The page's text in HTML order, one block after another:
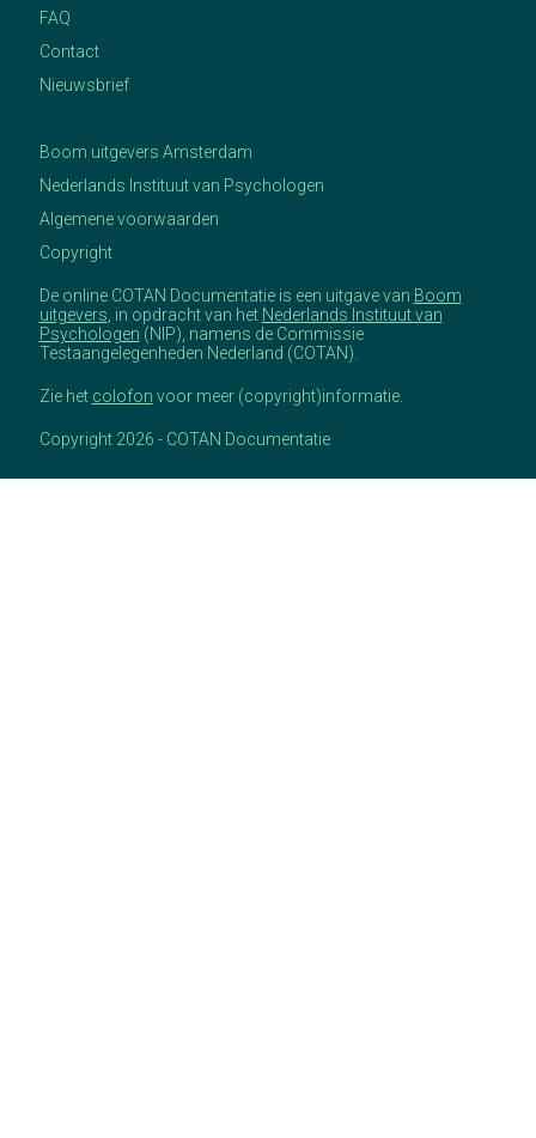
FAQ
Contact
Nieuwsbrief
Boom uitgevers Amsterdam
Nederlands Instituut van Psychologen
Algemene voorwaarden
Copyright
De online COTAN Documentatie is een uitgave van Boom
uitgevers , in opdracht van het Nederlands Instituut van
Psychologen (NIP), namens de Commissie
Testaangelegenheden Nederland (COTAN).
Zie het colofon voor meer (copyright)informatie.
Copyright 2026 - COTAN Documentatie